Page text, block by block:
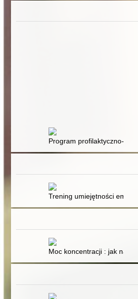
Program profilaktyczno-
Trening umiejętności
Moc koncentracji : jak